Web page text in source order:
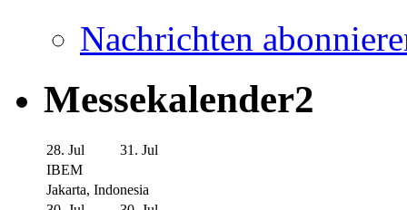
Nachrichten
Messekalender2
28. Jul
31. Jul
IBEM
Jakarta, Indonesia